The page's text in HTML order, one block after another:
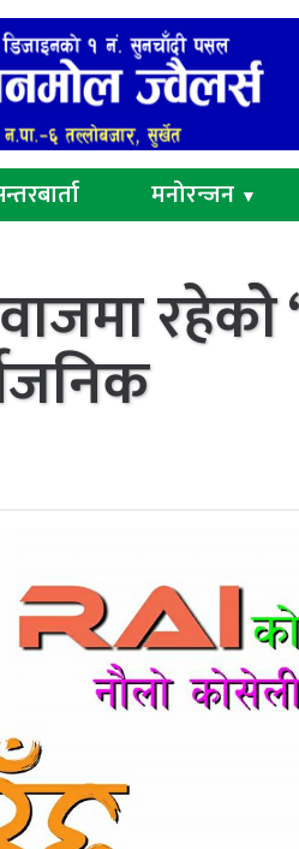
मनोरन्जन ▼
रहेकोे